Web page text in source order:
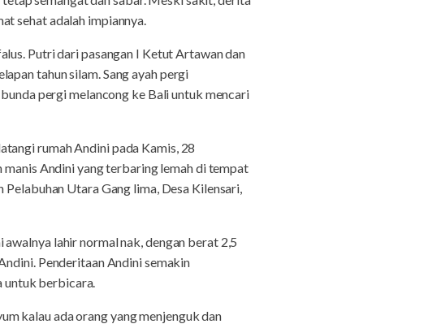
sehat adalah impiannya.
Putri dari pasangan I Ketut Artawan dan
tahun silam. Sang ayah pergi
pergi melancong ke Bali untuk mencari
rumah Andini pada Kamis, 28
Andini yang terbaring lemah di tempat
Utara Gang lima, Desa Kilensari,
lahir normal nak, dengan berat 2,5
Penderitaan Andini semakin
untuk berbicara.
kalau ada orang yang menjenguk dan